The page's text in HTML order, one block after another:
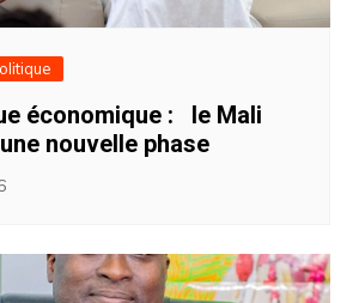
économique : ‎ ‎le Mali
nouvelle phase